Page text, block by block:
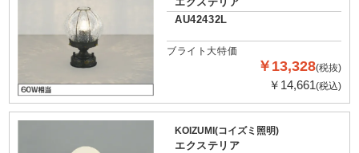
AU42432L
ブライト大特価
￥13,328(税抜)
￥14,661(税込)
KOIZUMI(コイズミ照明)
エクステリア